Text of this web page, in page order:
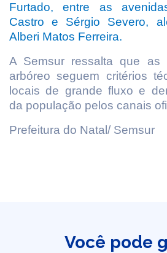
Furtado, entre as
Castro e Sérgio Severo,
Alberi Matos Ferreira.
A Semsur ressalta que as
arbóreo seguem critérios
locais de grande fluxo e
da população pelos canais
Prefeitura do Natal/ Semsur
Você pode